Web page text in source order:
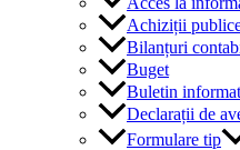
Achiziții
Bilanțuri
Buget
Buletin
Declarații de
Formulare tip